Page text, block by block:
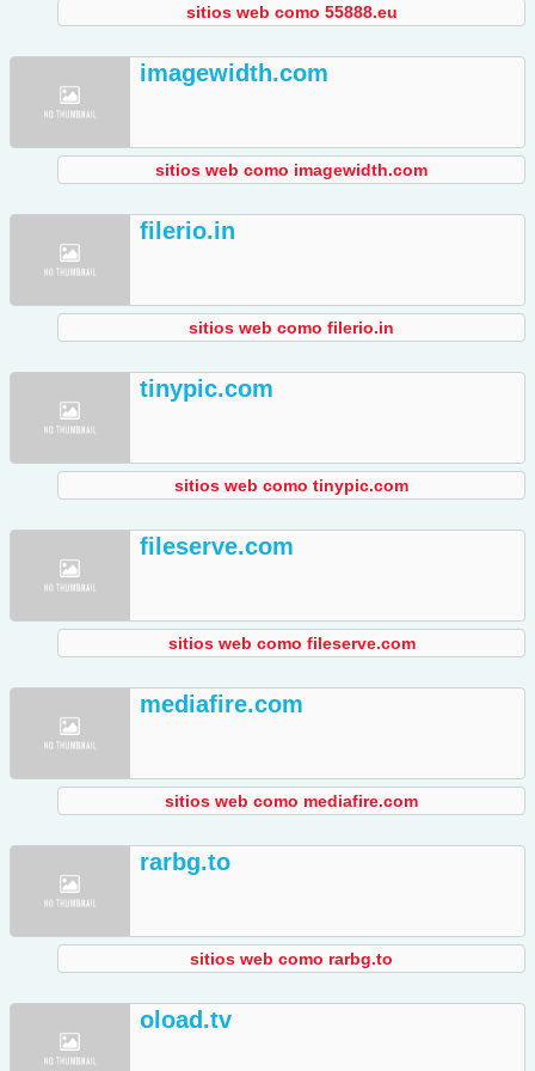
sitios web como 55888.eu
imagewidth.com
sitios web como imagewidth.com
filerio.in
sitios web como filerio.in
tinypic.com
sitios web como tinypic.com
fileserve.com
sitios web como fileserve.com
mediafire.com
sitios web como mediafire.com
rarbg.to
sitios web como rarbg.to
oload.tv